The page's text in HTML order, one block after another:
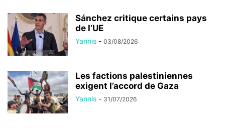
Sánchez critique certains pays
de l’UE
Yannis - 03/08/2026
Les factions palestiniennes
exigent l’accord de Gaza
Yannis - 31/07/2026